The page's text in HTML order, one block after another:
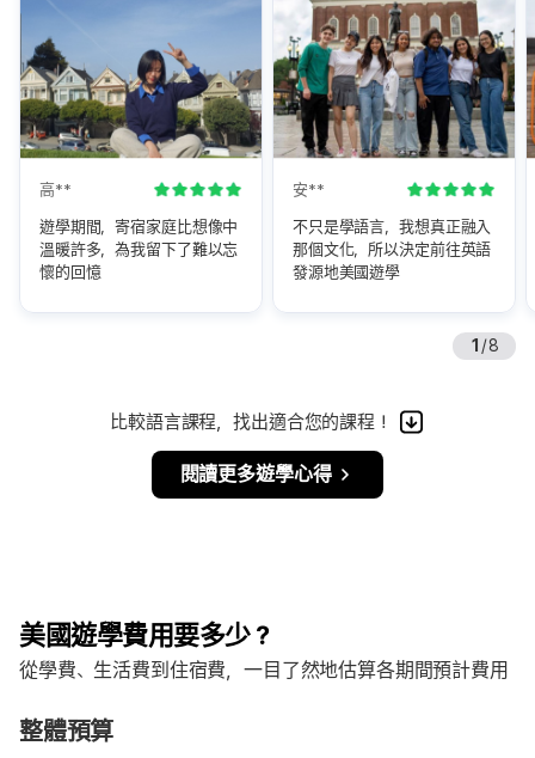
1 /8
高**
遊學期間，寄宿家庭比想像中
溫暖許多，為我留下了難以忘
懷的回憶
安**
不只是學語言，我想真正融入
那個文化，所以決定前往英語
發源地美國遊學
比較語言課程，找出適合您的課程！
閱讀更多遊學心得
美國遊學費用要多少？
從學費、生活費到住宿費，一目了然地估算各期間預計費用
整體預算